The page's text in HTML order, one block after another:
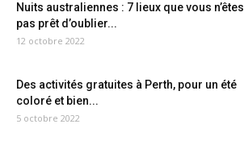
Nuits australiennes : 7 lieux que vous n’êtes
pas prêt d’oublier...
12 octobre 2022
Des activités gratuites à Perth, pour un été
coloré et bien...
5 octobre 2022